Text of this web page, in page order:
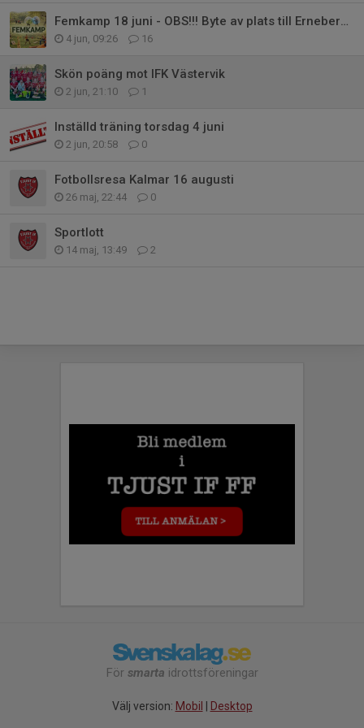
Femkamp 18 juni - OBS!!! Byte av plats till Ernebergsfältet !!!
4 jun, 09:26 16
Skön poäng mot IFK Västervik
2 jun, 21:10 1
Inställd träning torsdag 4 juni
2 jun, 20:58 0
Fotbollsresa Kalmar 16 augusti
26 maj, 22:44 0
Sportlott
14 maj, 13:49 2
För smarta idrottsföreningar
Välj version: Mobil Desktop